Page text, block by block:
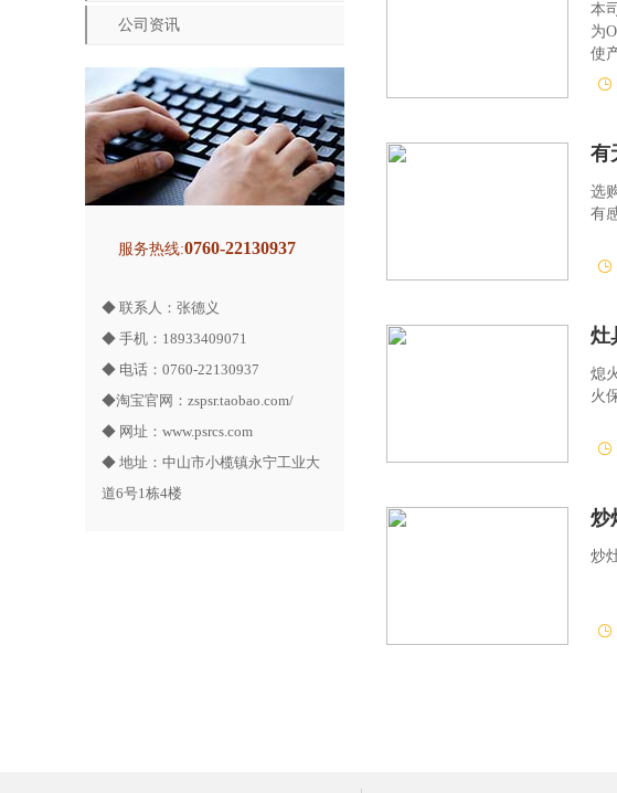
公司资讯
服务热线:0760-22130937
◆ 联系人：张德义
◆ 手机：18933409071
◆ 电话：0760-22130937
◆淘宝官网： zspsr.taobao.com/
◆ 网址： www.psrcs.com
◆ 地址：中山市小榄镇永宁工业大
道6号1栋4楼
本
为
使

有
选
有

灶
熄
火

炒
炒
